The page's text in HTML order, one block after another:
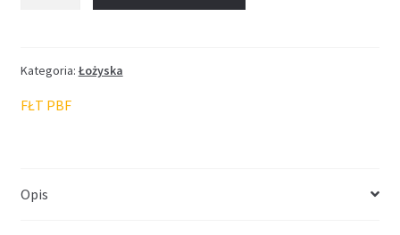
Kategoria: Łożyska
FŁT PBF
Opis